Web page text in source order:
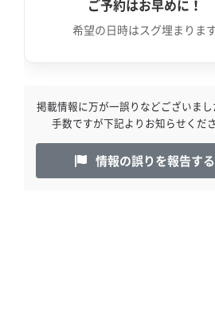
ご予約はお早めに！
希望の日時はスグ埋まりま
掲載情報に万が一誤りなどございま
手数ですが下記よりお知らせくださ
情報の誤りを報告する